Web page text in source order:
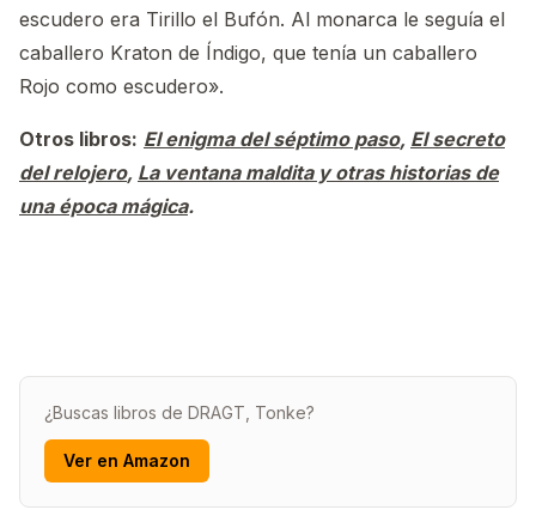
escudero era Tirillo el Bufón. Al monarca le seguía el
caballero Kraton de Índigo, que tenía un caballero
Rojo como escudero».
Otros libros: El enigma del séptimo paso, El secreto
del relojero, La ventana maldita y otras historias de
una época mágica.
¿Buscas libros de DRAGT, Tonke?
Ver en Amazon